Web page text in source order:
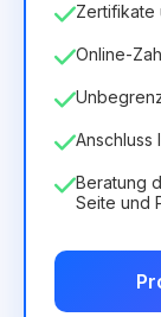
Zertifikate
Online-
Anschluss
Beratung
Seite und